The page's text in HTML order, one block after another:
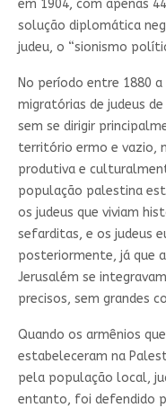
em 1904, com apenas
solução diplomática
judeu, o “sionismo
No período entre 1880
migratórias de judeus
sem se dirigir
território ermo e vazio,
produtiva e
população palestina
os judeus que viviam
sefarditas, e os judeus
posteriormente, já que
Jerusalém se
precisos, sem grandes
Quando os armênios
estabeleceram na
pela população local,
entanto, foi defendido